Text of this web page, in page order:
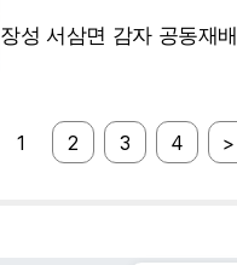
장성 서삼면 감자 공동재배
1 2 3 4 >